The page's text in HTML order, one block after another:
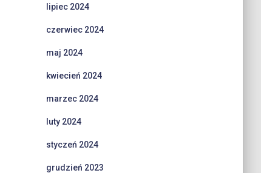
lipiec 2024
czerwiec 2024
maj 2024
kwiecień 2024
marzec 2024
luty 2024
styczeń 2024
grudzień 2023